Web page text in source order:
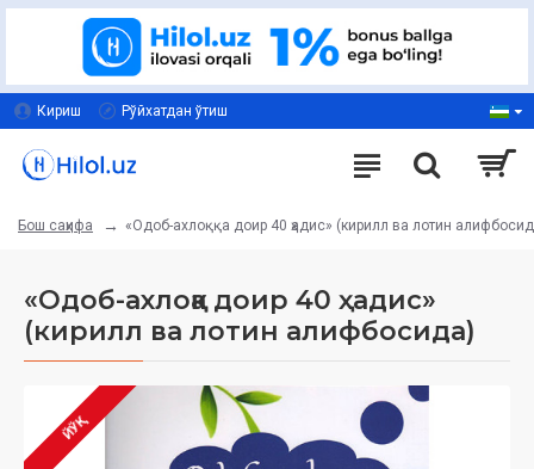
Кириш Рўйхатдан ўтиш
Бош саҳифа «Одоб-ахлоққа доир 40 ҳадис» (кирилл ва лотин
«Одоб-ахлоққа доир 40 ҳадис»
(кирилл ва лотин алифбосида)
ЙЎҚ